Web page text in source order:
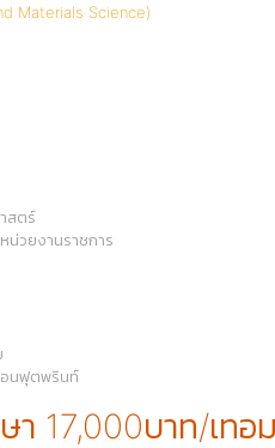
Materials Science)
สตร์
น่วยงานราชการ
อนฟุตพรินท์
า 17,000บาท/เทอม